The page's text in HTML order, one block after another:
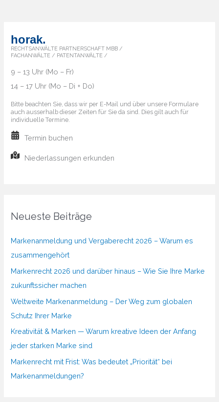
horak.
RECHTSANWÄLTE PARTNERSCHAFT MBB /
FACHANWÄLTE / PATENTANWÄLTE /
9 – 13 Uhr (Mo – Fr)
14 – 17 Uhr (Mo – Di + Do)
Bitte beachten Sie, dass wir per E-Mail und über unsere Formulare
auch ausserhalb dieser Zeiten für Sie da sind. Dies gilt auch für
individuelle Termine.
Termin buchen
Niederlassungen erkunden
Neueste Beiträge
Markenanmeldung und Vergaberecht 2026 – Warum es
zusammengehört
Markenrecht 2026 und darüber hinaus – Wie Sie Ihre Marke
zukunftssicher machen
Weltweite Markenanmeldung – Der Weg zum globalen
Schutz Ihrer Marke
Kreativität & Marken — Warum kreative Ideen der Anfang
jeder starken Marke sind
Markenrecht mit Frist: Was bedeutet „Priorität“ bei
Markenanmeldungen?